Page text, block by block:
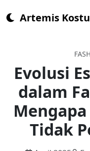
Artemis
Evolusi
dalam
Mengapa
Tidak